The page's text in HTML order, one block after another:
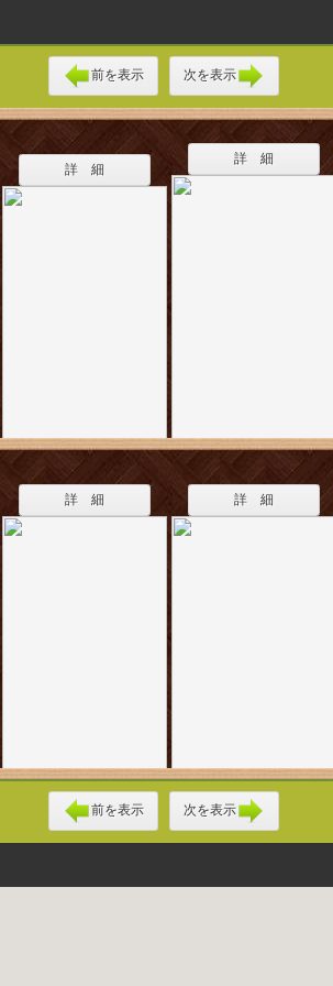
前を表示 次を表示
詳 細
詳 細
詳 細 詳 細
前を表示 次を表示